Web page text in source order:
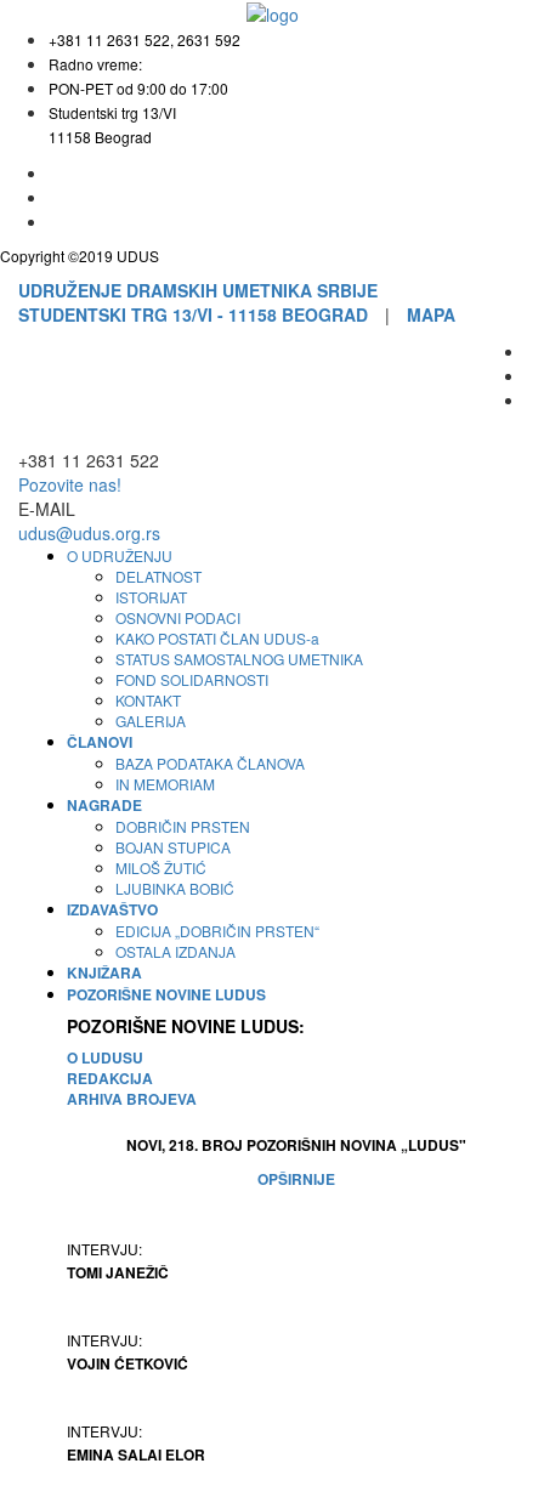
+381 11 2631 522, 2631 592
Radno vreme:
PON-PET od 9:00 do 17:00
Studentski trg 13/VI
11158 Beograd
Copyright ©2019 UDUS
UDRUŽENJE DRAMSKIH UMETNIKA SRBIJE
STUDENTSKI TRG 13/VI - 11158 BEOGRAD
| MAPA
+381 11 2631 522
Pozovite nas!
E-MAIL
udus@udus.org.rs
O UDRUŽENJU
DELATNOST
ISTORIJAT
OSNOVNI PODACI
KAKO POSTATI ČLAN UDUS-a
STATUS SAMOSTALNOG UMETNIKA
FOND SOLIDARNOSTI
KONTAKT
GALERIJA
ČLANOVI
BAZA PODATAKA ČLANOVA
IN MEMORIAM
NAGRADE
DOBRIČIN PRSTEN
BOJAN STUPICA
MILOŠ ŽUTIĆ
LJUBINKA BOBIĆ
IZDAVAŠTVO
EDICIJA „DOBRIČIN PRSTEN“
OSTALA IZDANJA
KNJIŽARA
POZORIŠNE NOVINE LUDUS
POZORIŠNE NOVINE LUDUS:
O LUDUSU
REDAKCIJA
ARHIVA BROJEVA
NOVI, 218. BROJ POZORIŠNIH NOVINA „LUDUS"
OPŠIRNIJE
INTERVJU:
TOMI JANEŽIČ
INTERVJU:
VOJIN ĆETKOVIĆ
INTERVJU:
EMINA SALAI ELOR